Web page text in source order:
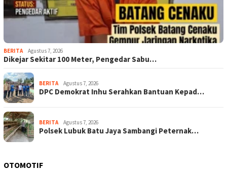
BERITA Agustus 7, 2026
Dikejar Sekitar 100 Meter, Pengedar Sabu…
BERITA Agustus 7, 2026
DPC Demokrat Inhu Serahkan Bantuan Kepad…
BERITA Agustus 7, 2026
Polsek Lubuk Batu Jaya Sambangi Peternak…
OTOMOTIF